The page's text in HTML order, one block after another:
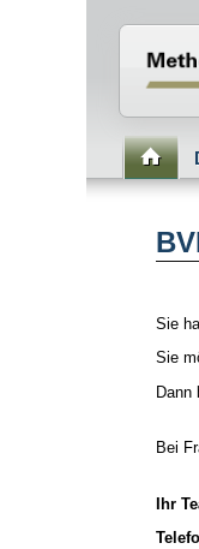
Sie
Sie
Dann
Bei
Ihr